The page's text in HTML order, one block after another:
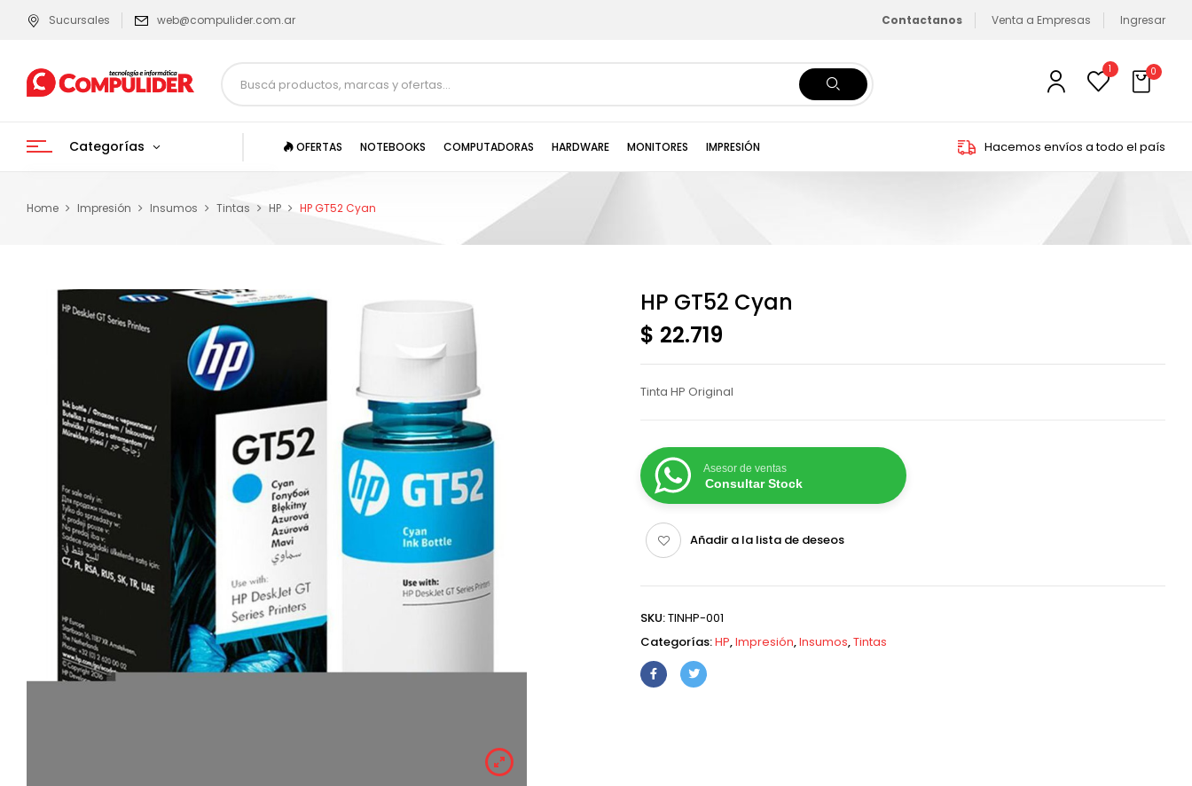
Sucursales web@compulider.com.ar Contactanos Venta a Empresas Ingresar
1 0
Categorías OFERTAS NOTEBOOKS COMPUTADORAS HARDWARE MONITORES IMPRESIÓN Hacemos envíos a todo el país
Home Impresión Insumos Tintas HP HP GT52 Cyan
HP GT52 Cyan
$ 22.719
Tinta HP Original
Asesor de ventas
Consultar Stock
Añadir a la lista de deseos
SKU:TINHP-001
Categorías:HP,Impresión,Insumos,Tintas